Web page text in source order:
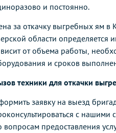
и постоянно.
за откачку выгребных ям в
области определяется
от объема работы,
и сроков
техники для откачки
заявку на выезд
с нашими
вопросам предоставления